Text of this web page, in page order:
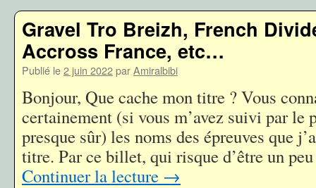
Gravel Tro Breizh, French
Accross France, etc…
Publié le2 juin 2022parAmiralbibi
Bonjour, Que cache mon titre ? Vous
certainement (si vous m’avez suivi par le
presque sûr) les noms des épreuves que
titre. Par ce billet, qui risque d’être un
Continuer la lecture →